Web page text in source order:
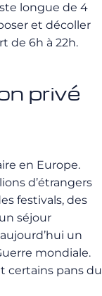
longue de 4
et décoller
de 6h à 22h.
privé
en Europe.
d’étrangers
festivals, des
séjour
un
mondiale.
certains pans du